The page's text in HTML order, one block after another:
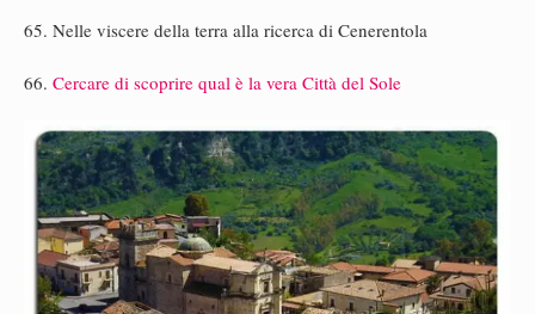
65. Nelle viscere della terra alla ricerca di Cenerentola
66. Cercare di scoprire qual è la vera Città del Sole